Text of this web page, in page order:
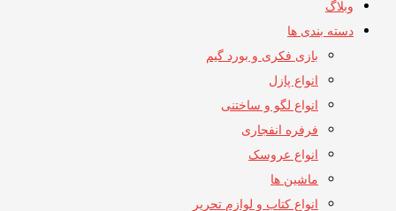
وبلاگ
دسته بندی ها
بازی فکری و بورد گیم
انواع پازل
انواع لگو و ساختنی
فرفره انفجاری
انواع عروسک
ماشین ها
انواع کتاب و لوازم تحریر